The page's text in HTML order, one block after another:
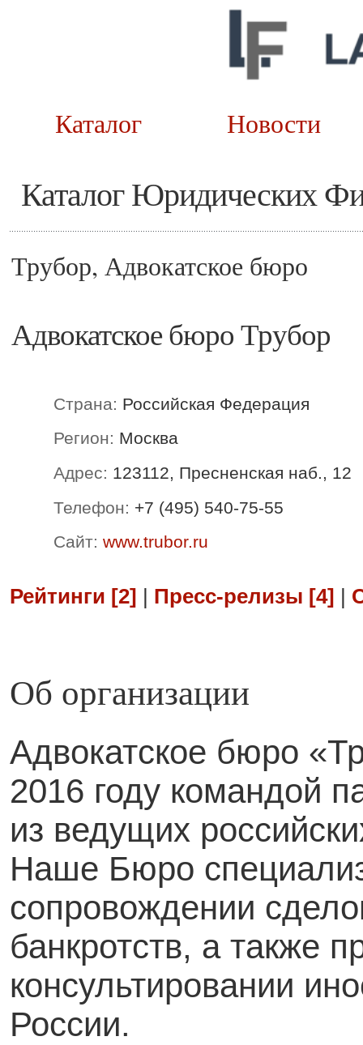
Каталог
Каталог Юридических
Трубор, Адвокатское бюро
Адвокатское бюро Трубор
Страна: Российская Федерация
Регион: Москва
Адрес: 123112, Пресненская наб., 12
Телефон: +7 (495) 540-75-55
Сайт: www.trubor.ru
Рейтинги [2] Пресс-релизы [4]
Об организации
Адвокатское бюро
2016 году командой
из ведущих
Наше Бюро
сопровождении
банкротств, а также
консультировании
России.